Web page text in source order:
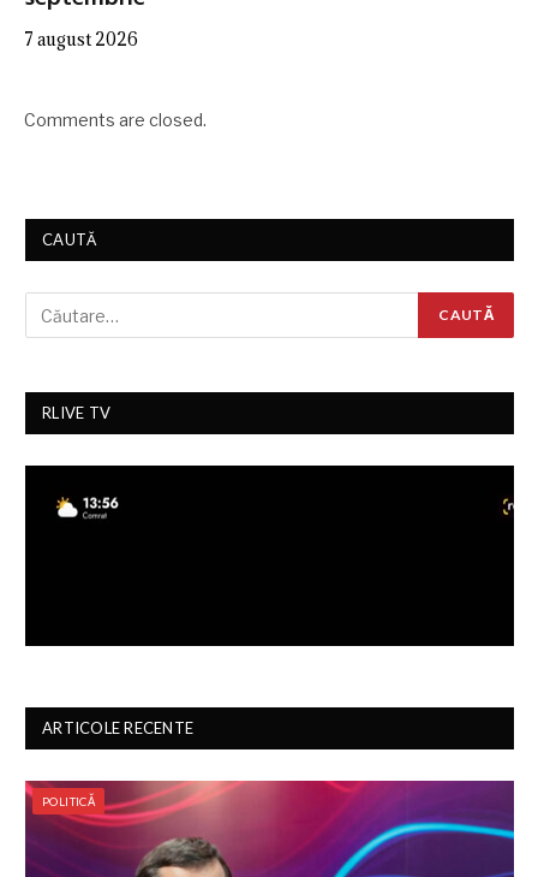
7 august 2026
Comments are closed.
CAUTĂ
RLIVE TV
ARTICOLE RECENTE
POLITICĂ